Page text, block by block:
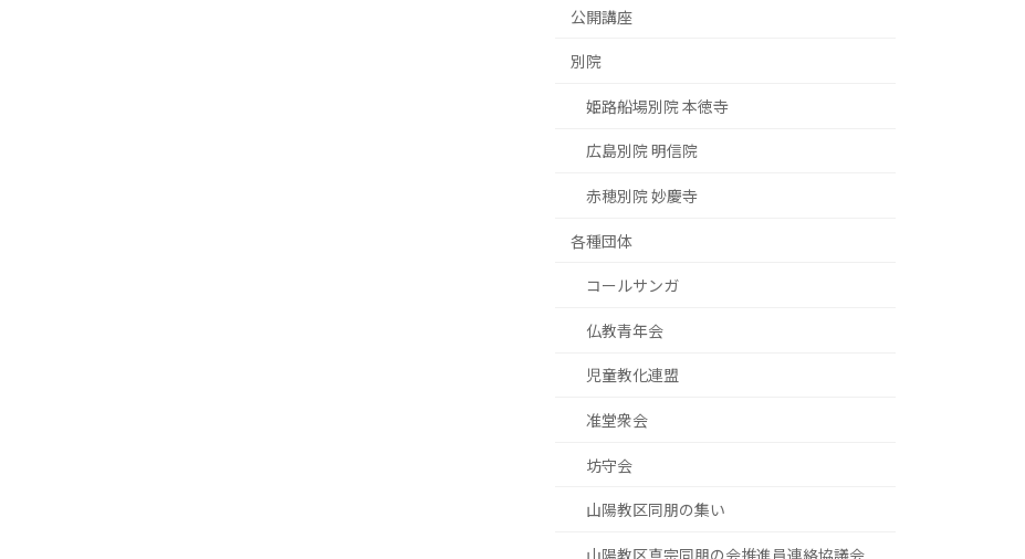
公開講座
別院
姫路船場別院 本徳寺
広島別院 明信院
赤穂別院 妙慶寺
各種団体
コールサンガ
仏教青年会
児童教化連盟
准堂衆会
坊守会
山陽教区同朋の集い
山陽教区真宗同朋の会推進員連絡協議会